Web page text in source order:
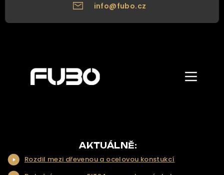
info@fubo.cz
NAŠE NABÍDKA
NAŠE SLUŽBY
Zobrazit/
menu
AKTUÁLNĚ:
Rozdil mezi dřevenou a ocelovou konstukcí